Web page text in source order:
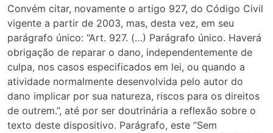
Convém citar, novamente o artigo 927, do Código Civil
vigente a partir de 2003, mas, desta vez, em seu
parágrafo único: “Art. 927. (…) Parágrafo único. Haverá
obrigação de reparar o dano, independentemente de
culpa, nos casos especificados em lei, ou quando a
atividade normalmente desenvolvida pelo autor do
dano implicar por sua natureza, riscos para os direitos
de outrem.”, até por ser doutrinária a reflexão sobre o
texto deste dispositivo. Parágrafo, este “Sem